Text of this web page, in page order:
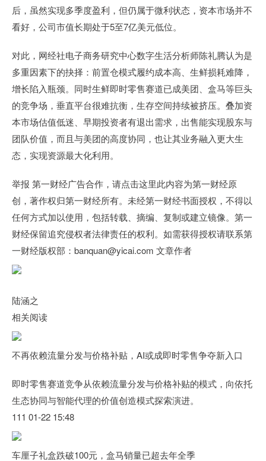
后，虽然实现多季度盈利，但仍属于微利状态，资本市场并不
看好，公司市值长期处于5至7亿美元低位。
对此，网经社电子商务研究中心数字生活分析师陈礼腾认为是
多重因素下的抉择：前置仓模式履约成本高、生鲜损耗难降，
增长陷入瓶颈。同时生鲜即时零售赛道已成美团、盒马等巨头
的竞争场，垂直平台很难抗衡，生存空间持续被挤压。叠加资
本市场估值低迷、早期投资者有退出需求，出售能实现股东与
团队价值，而且与美团的高度协同，也让其业务融入更大生
态，实现资源最大化利用。
举报 第一财经广告合作，请点击这里此内容为第一财经原
创，著作权归第一财经所有。未经第一财经书面授权，不得以
任何方式加以使用，包括转载、摘编、复制或建立镜像。第一
财经保留追究侵权者法律责任的权利。如需获得授权请联系第
一财经版权部：banquan@yicai.com 文章作者
陆涵之
相关阅读
不再依赖流量分发与价格补贴，AI或成即时零售争夺新入口
即时零售赛道竞争从依赖流量分发与价格补贴的模式，向依托
生态协同与智能代理的价值创造模式探索演进。
111 01-22 15:48
车厘子礼盒跌破100元，盒马销量已超去年全季